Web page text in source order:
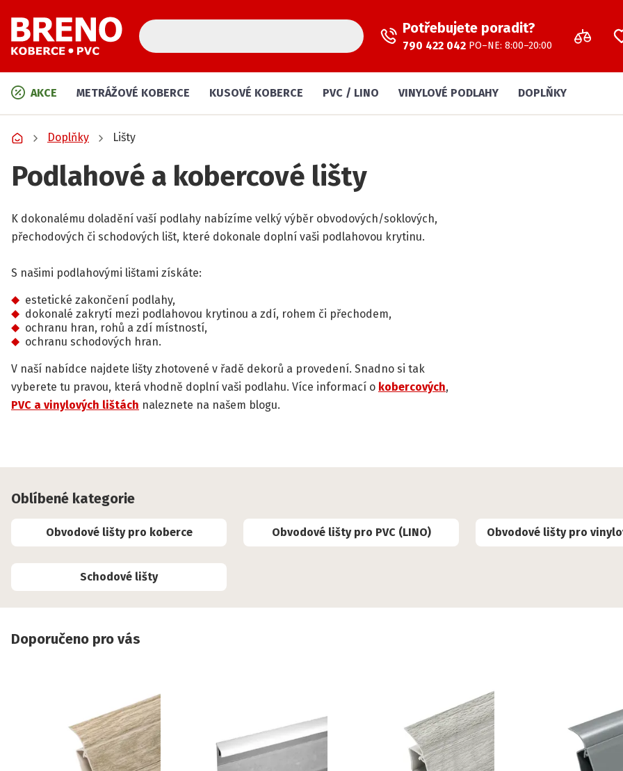
Potřebujete poradit?
790 422 042 PO–NE: 8:00–20:00
AKCE METRÁŽOVÉ KOBERCE KUSOVÉ KOBERCE PVC / LINO VINYLOVÉ PODLAHY DOPLŇKY
Doplňky Lišty
Podlahové a kobercové lišty
K dokonalému doladění vaší podlahy nabízíme velký výběr obvodových/soklových,
přechodových či schodových lišt, které dokonale doplní vaši podlahovou krytinu.
S našimi podlahovými lištami získáte:
estetické zakončení podlahy,
dokonalé zakrytí mezi podlahovou krytinou a zdí, rohem či přechodem,
ochranu hran, rohů a zdí místností,
ochranu schodových hran.
V naší nabídce najdete lišty zhotovené v řadě dekorů a provedení. Snadno si tak
vyberete tu pravou, která vhodně doplní vaši podlahu. Více informací o kobercových,
PVC a vinylových lištách naleznete na našem blogu.
Oblíbené kategorie
Obvodové lišty pro koberce Obvodové lišty pro PVC (LINO) Obvodové lišty pro
Schodové lišty
Doporučeno pro vás